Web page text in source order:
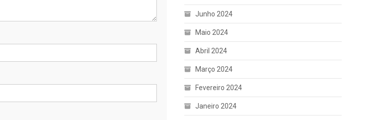
Junho 2024
Maio 2024
Abril 2024
Março 2024
Fevereiro 2024
Janeiro 2024